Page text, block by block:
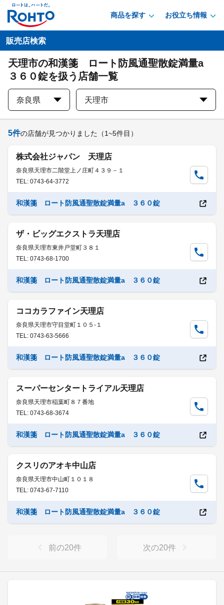
商品を探す お役立ち情報
販売店検索
天理市の和漢箋 ロート防風通聖散錠満量a
３６０錠を扱う店舗一覧
奈良県 天理市
5件の店舗が見つかりました （1~5件目）
株式会社ジャパン 天理店
奈良県天理市二階堂上ノ庄町４３９－１
TEL: 0743-64-3772
和漢箋 ロート防風通聖散錠満量a ３６０錠
ザ・ビッグエクストラ天理店
奈良県天理市東井戸堂町３８１
TEL: 0743-68-1700
和漢箋 ロート防風通聖散錠満量a ３６０錠
ココカラファイン天理店
奈良県天理市守目堂町１０５-１
TEL: 0743-63-5666
和漢箋 ロート防風通聖散錠満量a ３６０錠
スーパーセンタートライアル天理店
奈良県天理市稲葉町８７番地
TEL: 0743-68-3674
和漢箋 ロート防風通聖散錠満量a ３６０錠
クスリのアオキ中山店
奈良県天理市中山町１０１８
TEL: 0743-67-7110
和漢箋 ロート防風通聖散錠満量a ３６０錠
前の20件 次の20件